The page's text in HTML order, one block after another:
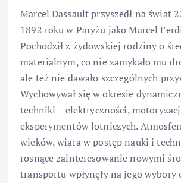
Marcel Dassault przyszedł na świat
1892 roku w Paryżu jako Marcel
Pochodził z żydowskiej rodziny o
materialnym, co nie zamykało mu
ale też nie dawało szczególnych
Wychowywał się w okresie
techniki – elektryczności,
eksperymentów lotniczych.
wieków, wiara w postęp nauki i
rosnące zainteresowanie nowymi
transportu wpłynęły na jego wybory